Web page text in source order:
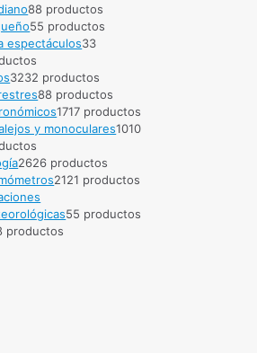
88 productos
55 productos
espectáculos33
3232 productos
88 productos
1717 productos
y monoculares1010
2626 productos
2121 productos
55 productos
productos